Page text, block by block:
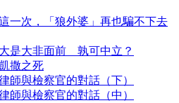
一次，「狼外婆」再也騙不下去
是大非面前 孰可中立？
撒之死
師與檢察官的對話（下）
師與檢察官的對話（中）